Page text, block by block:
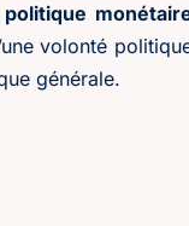
volonté
générale.